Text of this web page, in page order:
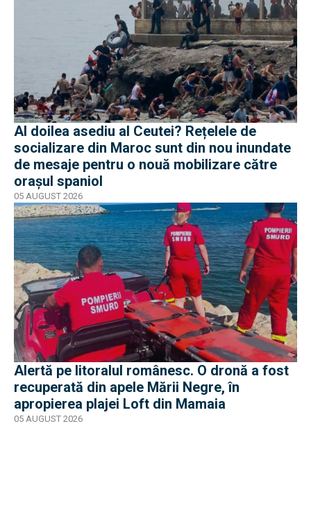
Al doilea asediu al Ceutei? Rețelele de
socializare din Maroc sunt din nou inundate
de mesaje pentru o nouă mobilizare către
orașul spaniol
05 AUGUST 2026
Alertă pe litoralul românesc. O dronă a fost
recuperată din apele Mării Negre, în
apropierea plajei Loft din Mamaia
05 AUGUST 2026